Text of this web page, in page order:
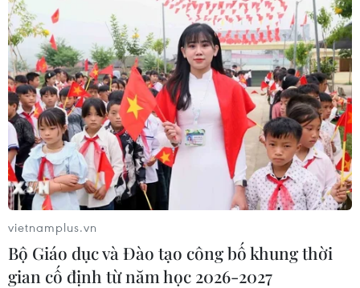
vietnamplus.vn
Bộ Giáo dục và Đào tạo công bố khung thời
gian cố định từ năm học 2026-2027